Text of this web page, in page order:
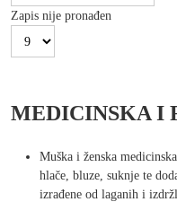
Zapis nije pronađen
MEDICINSKA I
Muška i ženska
hlače, bluze, suknje te
izrađene od laganih i